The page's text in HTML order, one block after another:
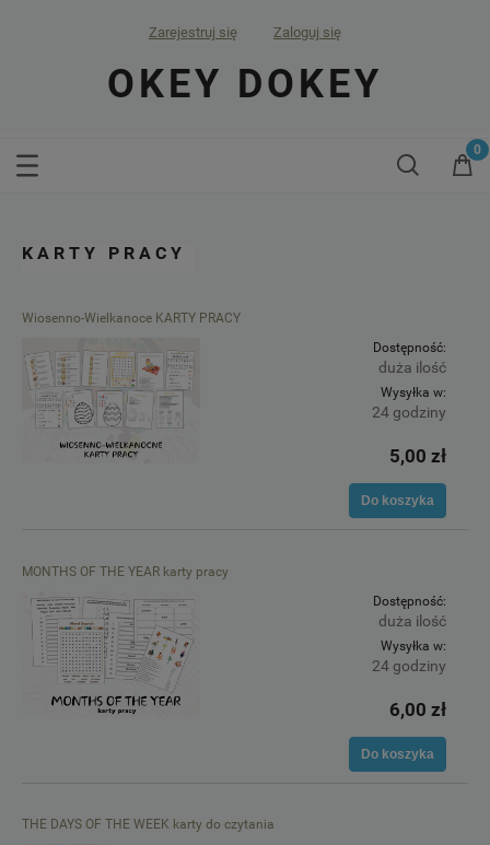
Zarejestruj się Zaloguj się
OKEY DOKEY
KARTY PRACY
Wiosenno-Wielkanoce KARTY PRACY
Dostępność:
duża ilość
Wysyłka w:
24 godziny
5,00 zł
Do koszyka
MONTHS OF THE YEAR karty pracy
Dostępność:
duża ilość
Wysyłka w:
24 godziny
6,00 zł
Do koszyka
THE DAYS OF THE WEEK karty do czytania